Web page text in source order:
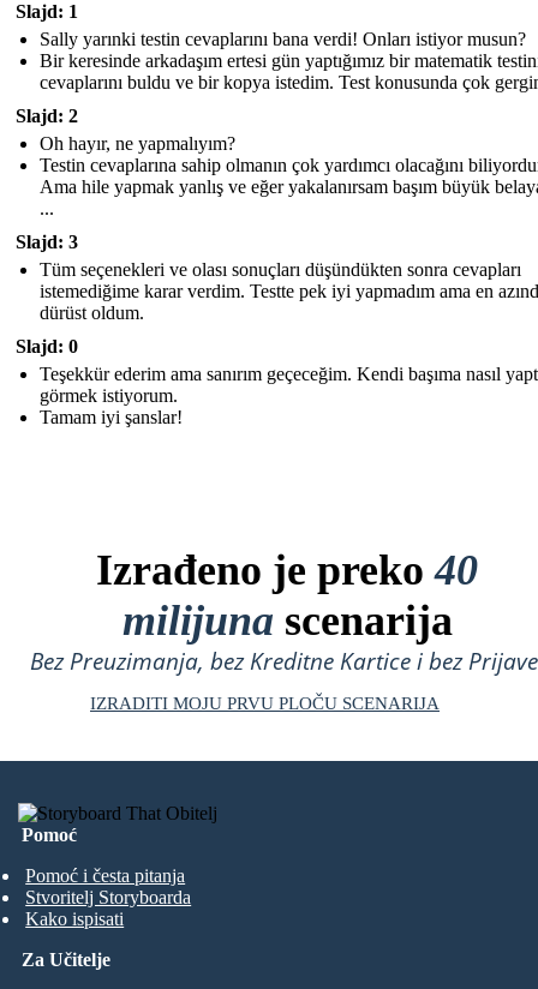
Slajd: 1
Sally yarınki testin cevaplarını bana verdi! Onları istiyor musun?
Bir keresinde arkadaşım ertesi gün yaptığımız bir matematik
cevaplarını buldu ve bir kopya istedim. Test konusunda çok
Slajd: 2
Oh hayır, ne yapmalıyım?
Testin cevaplarına sahip olmanın çok yardımcı olacağını
Ama hile yapmak yanlış ve eğer yakalanırsam başım büyük
...
Slajd: 3
Tüm seçenekleri ve olası sonuçları düşündükten sonra cevapları
istemediğime karar verdim. Testte pek iyi yapmadım ama en
dürüst oldum.
Slajd: 0
Teşekkür ederim ama sanırım geçeceğim. Kendi başıma nasıl
görmek istiyorum.
Tamam iyi şanslar!
Izrađeno je preko40
milijuna scenarija
Bez Preuzimanja, bez Kreditne Kartice i bez
IZRADITI MOJU PRVU PLOČU SCENARIJA
Pomoć
Pomoć i česta pitanja
Stvoritelj Storyboarda
Kako ispisati
Za Učitelje